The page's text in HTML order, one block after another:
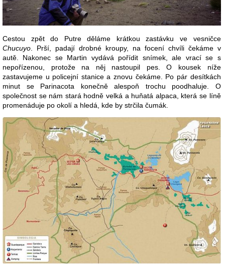
Cestou zpět do Putre děláme krátkou zastávku ve vesničce
Chucuyo . Prší, padají drobné kroupy, na focení chvíli čekáme v
autě. Nakonec se Martin vydává pořídit snímek, ale vrací se s
nepořízenou, protože na něj nastoupil pes. O kousek níže
zastavujeme u policejní stanice a znovu čekáme. Po pár desítkách
minut se Parinacota konečně alespoň trochu poodhaluje. O
společnost se nám stará hodně velká a huňatá alpaca, která se líně
promenáduje po okolí a hledá, kde by strčila čumák.